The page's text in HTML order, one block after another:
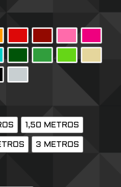
1,50 METROS
3 METROS